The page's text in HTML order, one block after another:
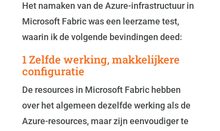
Het namaken van de Azure-infrastructuur in
Microsoft Fabric was een leerzame test,
waarin ik de volgende bevindingen deed:
1 Zelfde werking, makkelijkere
configuratie
De resources in Microsoft Fabric hebben
over het algemeen dezelfde werking als de
Azure-resources, maar zijn eenvoudiger te